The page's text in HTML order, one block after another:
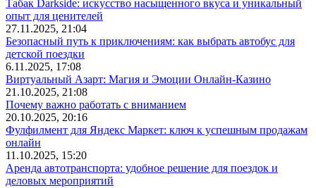
Табак Darkside: искусство насыщенного вкуса и уникальный
опыт для ценителей
27.11.2025, 21:04
Безопасный путь к приключениям: как выбрать автобус для
детской поездки
6.11.2025, 17:08
Виртуальный Азарт: Магия и Эмоции Онлайн-Казино
21.10.2025, 21:08
Почему важно работать с вниманием
20.10.2025, 20:16
Фулфилмент для Яндекс Маркет: ключ к успешным продажам
онлайн
11.10.2025, 15:20
Аренда автотранспорта: удобное решение для поездок и
деловых мероприятий